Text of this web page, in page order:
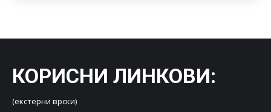
КОРИСНИ ЛИНКОВИ:
(екстерни врски)